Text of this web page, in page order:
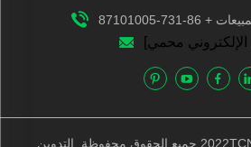
731-87101005
الإلكتروني محمي]
التدوين